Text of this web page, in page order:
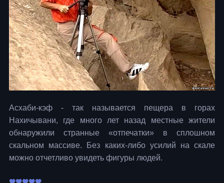
Асхаби-кэф - так называется пещера в горах
Нахичывани, где много лет назад местные жители
обнаружили странные «отпечатки» в сплошном
скальном массиве. Без каких-либо усилий на скале
можно отчетливо увидеть фигуры людей.